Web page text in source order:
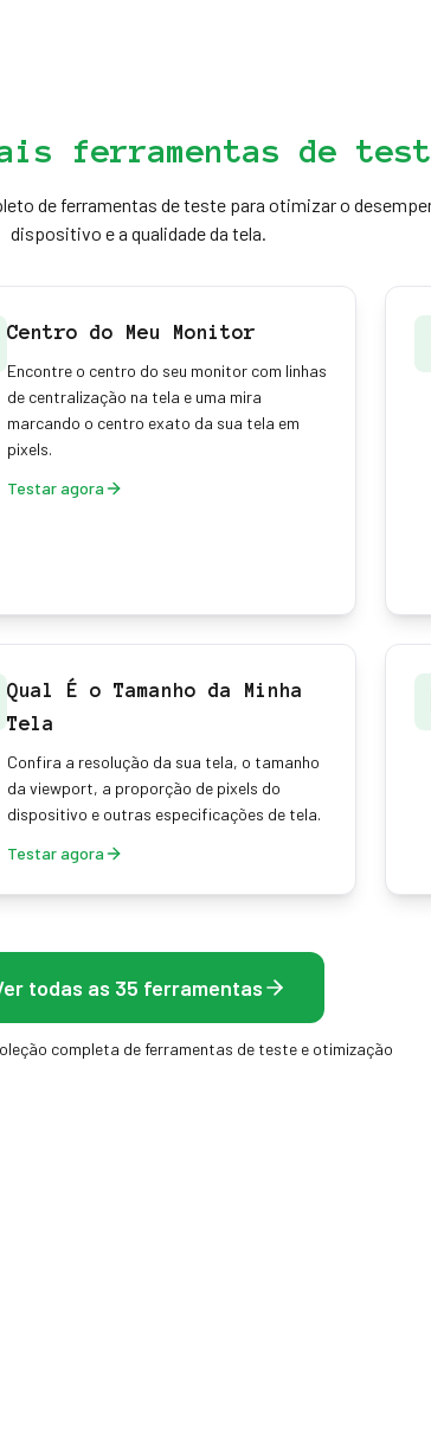
ferramentas de
de ferramentas de teste para otimizar o
dispositivo e a qualidade da tela.
Centro do Meu Monitor
Encontre o centro do seu monitor com linhas
de centralização na tela e uma mira
marcando o centro exato da sua tela em
pixels.
Testar agora
Qual É o Tamanho da Minha
Tela
Confira a resolução da sua tela, o tamanho
da viewport, a proporção de pixels do
dispositivo e outras especificações de tela.
Testar agora
todas as 35 ferramentas
completa de ferramentas de teste e otimização